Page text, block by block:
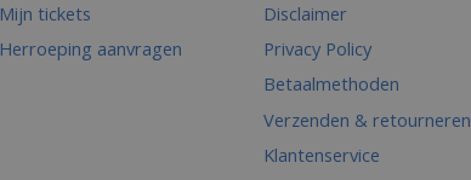
Mijn tickets
Herroeping aanvragen
Disclaimer
Privacy Policy
Betaalmethoden
Verzenden & retourneren
Klantenservice